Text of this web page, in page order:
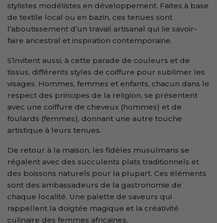
stylistes modélistes en développement. Faites à base
de textile local ou en bazin, ces tenues sont
l’aboutissement d’un travail artisanal qui lie savoir-
faire ancestral et inspiration contemporaine.
S’invitent aussi, à cette parade de couleurs et de
tissus, différents styles de coiffure pour sublimer les
visages. Hommes, femmes et enfants, chacun dans le
respect des principes de la religion, se présentent
avec une coiffure de cheveux (hommes) et de
foulards (femmes), donnant une autre touche
artistique à leurs tenues.
De retour à la maison, les fidèles musulmans se
régalent avec des succulents plats traditionnels et
des boissons naturels pour la plupart. Ces éléments
sont des ambassadeurs de la gastronomie de
chaque localité. Une palette de saveurs qui
rappellent la doigtée magique et la créativité
culinaire des femmes africaines.